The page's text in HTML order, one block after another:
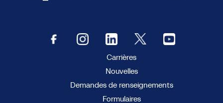
Carrières
Nouvelles
Demandes de renseignements
Formulaires